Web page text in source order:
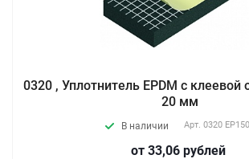
0320 , Уплотнитель EPDM с клеевой
20 мм
В наличии Арт. 0320
от 33,06 рублей